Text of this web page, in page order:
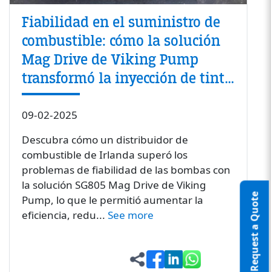
Request a Quote
Fiabilidad en el suministro de
combustible: cómo la solución
Mag Drive de Viking Pump
transformó la inyección de tinte
para un distribuidor de
combustible de Irlanda
09-02-2025
Descubra cómo un distribuidor de
combustible de Irlanda superó los
problemas de fiabilidad de las bombas con
la solución SG805 Mag Drive de Viking
Pump, lo que le permitió aumentar la
eficiencia, redu... See more